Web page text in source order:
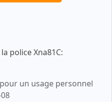
police Xna81C:
un usage personnel